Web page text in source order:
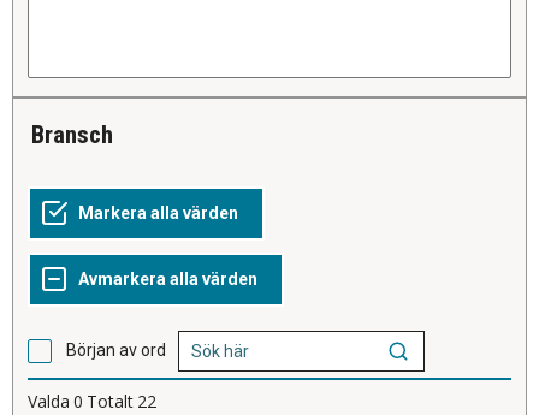
bransch
Början av ord
Valda 0 Totalt 22